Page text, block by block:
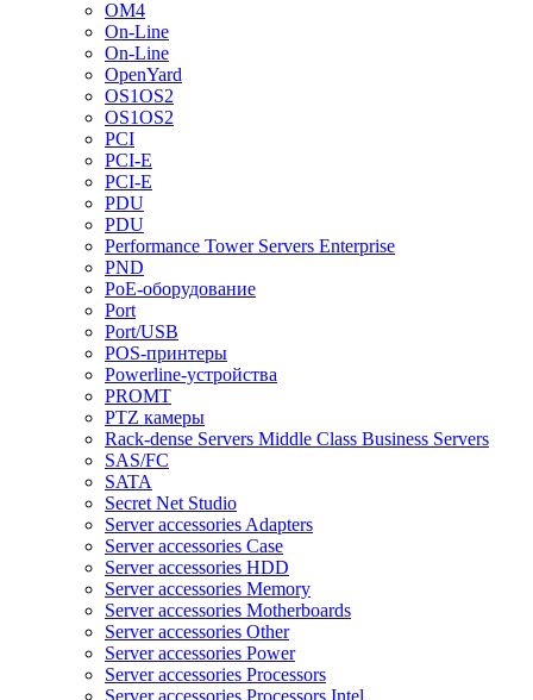
OM4
On-Line
On-Line
OpenYard
OS1OS2
OS1OS2
PCI
PCI-E
PCI-E
PDU
PDU
Performance Tower Servers Enterprise
PND
PoE-оборудование
Port
Port/USB
POS-принтеры
Powerline-устройства
PROMT
PTZ камеры
Rack-dense Servers Middle Class Business Servers
SAS/FC
SATA
Secret Net Studio
Server accessories Adapters
Server accessories Case
Server accessories HDD
Server accessories Memory
Server accessories Motherboards
Server accessories Other
Server accessories Power
Server accessories Processors
Server accessories Processors Intel